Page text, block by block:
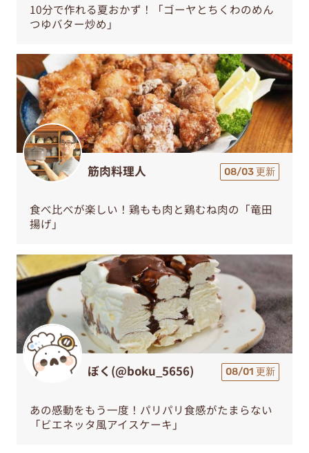
10分で作れる夏おかず！「ゴーヤとちくわのめん
つゆバター炒め」
筋肉料理人 08/03 更新
食べ比べが楽しい！鶏もも肉と鶏むね肉の「竜田
揚げ」
ぼく(@boku_5656) 08/01 更新
あの感動をもう一度！パリパリ食感がたまらない
「ビエネッタ風アイスケーキ」